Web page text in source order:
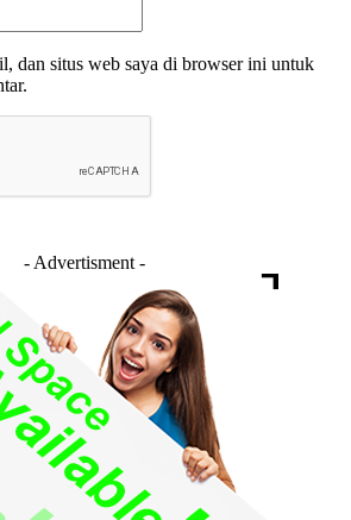
dan situs web saya di browser ini untuk
- Advertisment -